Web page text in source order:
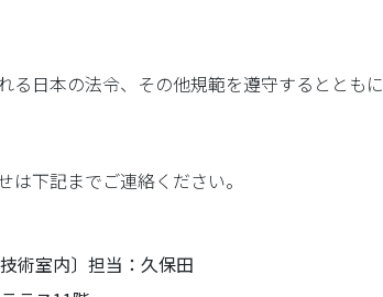
日本の法令、その他規範を遵守するととも
下記までご連絡ください。
術室内〕担当：久保田